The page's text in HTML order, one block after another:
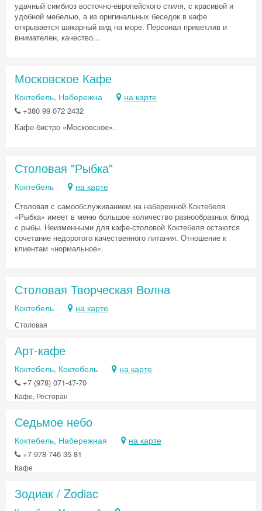
удачный симбиоз восточно-европейского стиля, с красивой и
удобной мебелью, а из оригинальных беседок в кафе
открывается шикарный вид на море. Персонал приветлив и
внимателен, качество...
Московское Кафе
Коктебель, Набережна на карте
+380 99 072 2432
Кафе-бистро «Московское».
Столовая "Рыбка"
Коктебель на карте
Столовая с самообслуживанием на набережной Коктебеля
«Рыбка» имеет в меню большое количество разнообразных блюд
с рыбы. Неизменными для кафе-столовой Коктебеля остаются
сочетание недорогого качественного питания. Отношение к
клиентам «нормальное».
Столовая Творческая Волна
Коктебель на карте
Столовая
Арт-кафе
Коктебель, Коктебель на карте
+7 (978) 071-47-70
Кафе, Ресторан
Седьмое небо
Коктебель, Набережная на карте
+7 978 746 35 81
Кафе
Зодиак / Zodiac
Скидка −5%
Хочешь дешевле? Оставь почту и получи
промокод на первое бронирование!